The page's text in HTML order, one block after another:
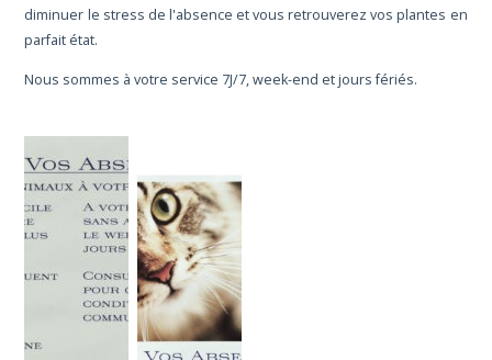
diminuer le stress de l'absence et vous retrouverez vos plantes en
parfait état.
Nous sommes à votre service 7J/7, week-end et jours fériés.